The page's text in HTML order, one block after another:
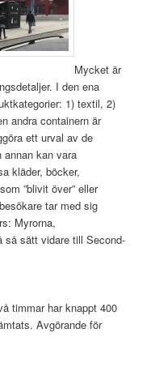
Mycket är
I den ena
1) textil, 2)
andra containern är
ett urval av de
annan kan vara
kläder, böcker,
”blivit över” eller
tar med sig
Myrorna,
så sätt vidare till Second-
timmar har knappt 400
Avgörande för